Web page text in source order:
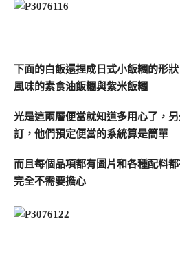
下面的白飯還捏成日式小飯糰的形
風味的素食油飯糰與紫米飯糰
光是這兩層便當就知道多用心了，
訂，他們預定便當的系統算是簡單
而且每個品項都有圖片和各種配料
完全不需要擔心